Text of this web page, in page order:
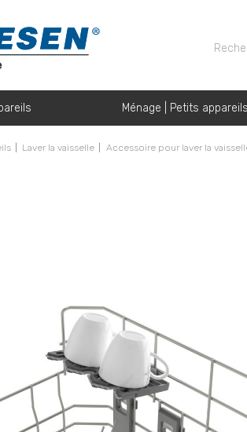
Ménage | Petits appareils
Laver la vaisselle Accessoire pour laver la